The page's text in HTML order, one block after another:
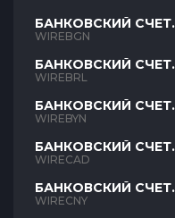
БАНКОВСКИЙ СЧЕТ
BGN
WIREBGN
БАНКОВСКИЙ СЧЕТ
BRL
WIREBRL
БАНКОВСКИЙ СЧЕТ
BYN
WIREBYN
БАНКОВСКИЙ СЧЕТ
CAD
WIRECAD
БАНКОВСКИЙ СЧЕТ
CNY
WIRECNY